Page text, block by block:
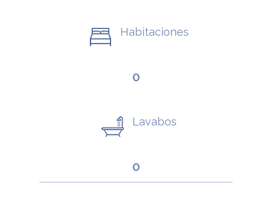
Habitaciones
0
Lavabos
0